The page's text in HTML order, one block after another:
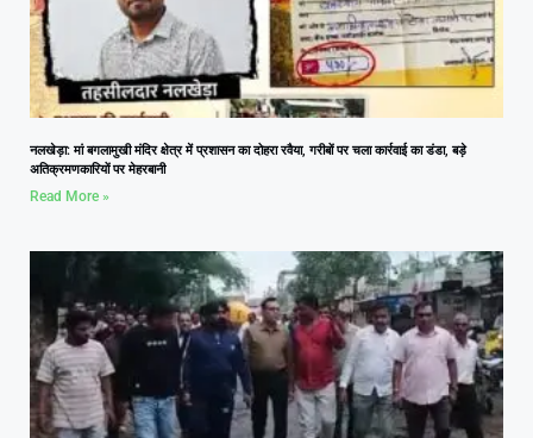
नलखेड़ा: मां बगलामुखी मंदिर क्षेत्र में प्रशासन का दोहरा रवैया, गरीबों पर चला कार्रवाई का डंडा, बड़े
अतिक्रमणकारियों पर मेहरबानी
Read More »